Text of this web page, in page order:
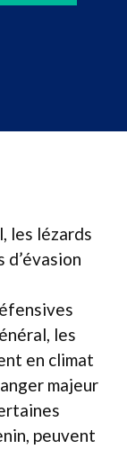
les lézards
les
en climat
majeur
peuvent